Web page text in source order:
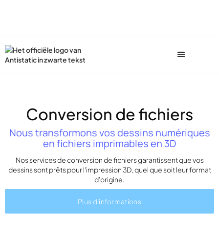
Conversion de fichiers
Nous transformons vos dessins numériques
en fichiers imprimables en 3D
Nos services de conversion de fichiers garantissent que vos
dessins sont prêts pour l'impression 3D, quel que soit leur format
d'origine.
Plus d'informations